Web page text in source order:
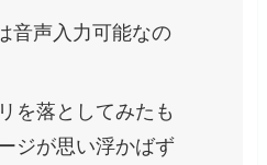
音声入力可能なの
を落としてみたも
ジが思い浮かばず